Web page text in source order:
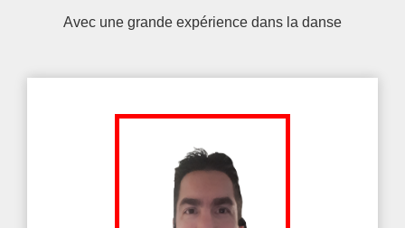
Avec une grande expérience dans la danse